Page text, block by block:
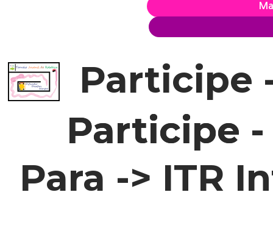
Participe -
Participe -
Para -> ITR
Participe